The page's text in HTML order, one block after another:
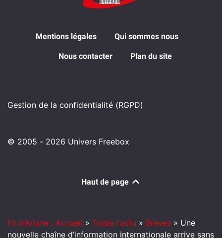
Mentions légales Qui sommes nous
Nous contacter Plan du site
Gestion de la confidentialité (RGPD)
© 2005 - 2026 Univers Freebox
Haut de page
Fil d'Ariane : Accueil » Toute l'actu » Brèves » Une
nouvelle chaîne d’information internationale arrive sans